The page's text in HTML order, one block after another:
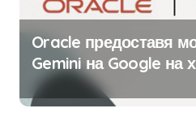
Oracle предоставя
Gemini на Google на
клиенти на бизнес
приложения